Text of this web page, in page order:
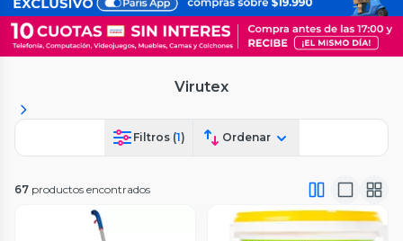
Virutex
Filtros (1) Ordenar
67 productos encontrados